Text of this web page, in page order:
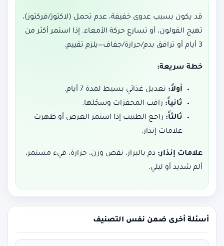
قد يكون بسبب عدوى خفيفة، عدم تحمل (لاكتوز/فركتوز)،
تهيج القولون، أو تسارع حركة الأمعاء. إذا استمر أكثر من
3 أيام أو ترافق بدم/حرارة/جفاف—يلزم تقييم.
خطة سريعة:
أولاً: تعديل غذائي بسيط لمدة 7 أيام.
ثانياً: راقب المحفزات وسجّلها.
ثالثاً: راجع الطبيب إذا استمر العرض أو ظهرت
علامات إنذار.
علامات إنذار: دم بالبراز، نقص وزن، حرارة، قيء مستمر،
ألم شديد أو ليلي.
أسئلة أخرى ضمن نفس التصنيف